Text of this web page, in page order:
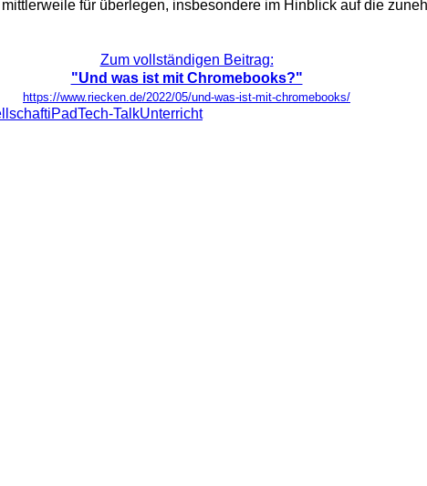
für überlegen, insbesondere im Hinblick auf die
Zum vollständigen Beitrag:
"Und was ist mit Chromebooks?"
https://www.riecken.de/2022/05/und-was-ist-mit-chromebooks/
iPadTech-TalkUnterricht